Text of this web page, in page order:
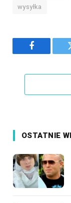
wysyłka
Facebook
OSTATNIE